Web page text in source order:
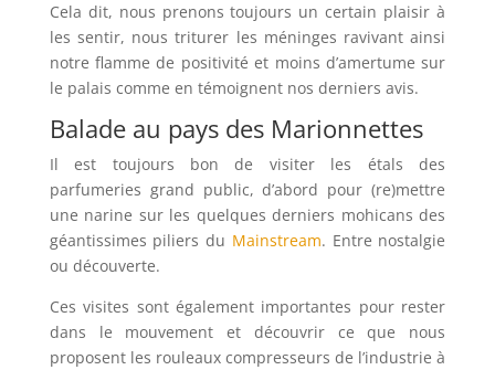
Cela dit, nous prenons toujours un certain plaisir à
les sentir, nous triturer les méninges ravivant ainsi
notre flamme de positivité et moins d’amertume sur
le palais comme en témoignent nos derniers avis.
Balade au pays des Marionnettes
Il est toujours bon de visiter les étals des
parfumeries grand public, d’abord pour (re)mettre
une narine sur les quelques derniers mohicans des
géantissimes piliers du Mainstream. Entre nostalgie
ou découverte.
Ces visites sont également importantes pour rester
dans le mouvement et découvrir ce que nous
proposent les rouleaux compresseurs de l’industrie à